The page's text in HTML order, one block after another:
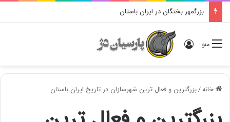
بزرگمهر بختگان در ایران باستان
منو ورود
خانه/بزرگترین و فعال ترین شهرسازان در تاریخ ایران باستان